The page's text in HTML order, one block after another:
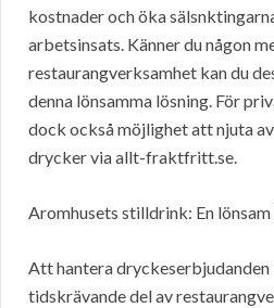
kostnader och öka
arbetsinsats. Känner du någon
restaurangverksamhet kan du
denna lönsamma lösning. För
dock också möjlighet att njuta
drycker via allt-fraktfritt.se.
Aromhusets stilldrink: En
Att hantera dryckeserbjudanden
tidskrävande del av